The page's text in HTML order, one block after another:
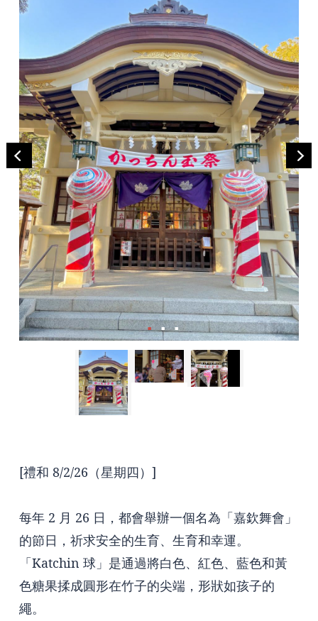
[禮和 8/2/26（星期四）]
每年 2 月 26 日，都會舉辦一個名為「嘉欽舞會」
的節日，祈求安全的生育、生育和幸運。
「Katchin 球」是通過將白色、紅色、藍色和黃
色糖果揉成圓形在竹子的尖端，形狀如孩子的
繩。